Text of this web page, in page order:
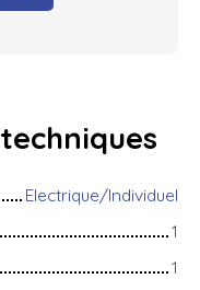
techniques
Electrique/Individuel
1
1